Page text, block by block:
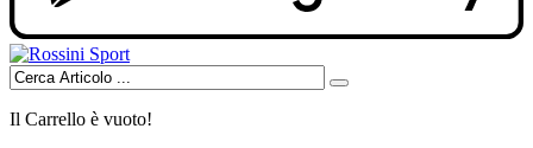
Il Carrello è vuoto!